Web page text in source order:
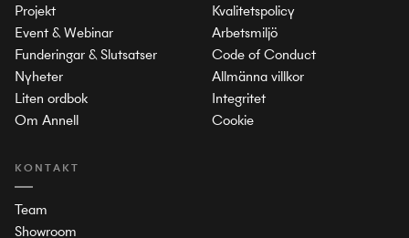
Projekt
Event & Webinar
Funderingar & Slutsatser
Nyheter
Liten ordbok
Om Annell
KONTAKT
Team
Showroom
Kvalitetspolicy
Arbetsmiljö
Code of Conduct
Allmänna villkor
Integritet
Cookie